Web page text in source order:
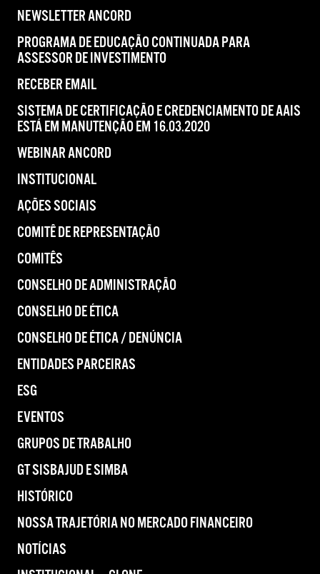
NEWSLETTER ANCORD
PROGRAMA DE EDUCAÇÃO CONTINUADA PARA
ASSESSOR DE INVESTIMENTO
RECEBER EMAIL
SISTEMA DE CERTIFICAÇÃO E CREDENCIAMENTO DE AAIS
ESTÁ EM MANUTENÇÃO EM 16.03.2020
WEBINAR ANCORD
INSTITUCIONAL
AÇÕES SOCIAIS
COMITÊ DE REPRESENTAÇÃO
COMITÊS
CONSELHO DE ADMINISTRAÇÃO
CONSELHO DE ÉTICA
CONSELHO DE ÉTICA / DENÚNCIA
ENTIDADES PARCEIRAS
ESG
EVENTOS
GRUPOS DE TRABALHO
GT SISBAJUD E SIMBA
HISTÓRICO
NOSSA TRAJETÓRIA NO MERCADO FINANCEIRO
NOTÍCIAS